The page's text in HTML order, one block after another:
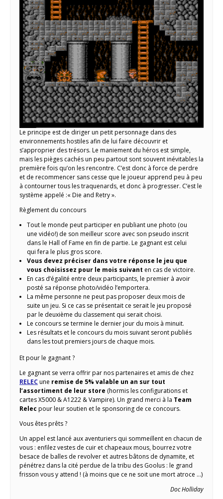
Le principe est de diriger un petit personnage dans des
environnements hostiles afin de lui faire découvrir et
s’approprier des trésors. Le maniement du héros est simple,
mais les pièges cachés un peu partout sont souvent inévitables la
première fois qu’on les rencontre. C’est donc à force de perdre
et de recommencer sans cesse que le joueur apprend peu à peu
à contourner tous les traquenards, et donc à progresser. C’est le
système appelé :« Die and Retry ».
Règlement du concours
Tout le monde peut participer en publiant une photo (ou
une vidéo!) de son meilleur score avec son pseudo inscrit
dans le Hall of Fame en fin de partie. Le gagnant est celui
qui fera le plus gros score.
Vous devez préciser dans votre réponse le jeu que
vous choisissez pour le mois suivant en cas de victoire.
En cas d’égalité entre deux participants, le premier à avoir
posté sa réponse photo/vidéo l’emportera.
La même personne ne peut pas proposer deux mois de
suite un jeu. Si ce cas se présentait ce serait le jeu proposé
par le deuxième du classement qui serait choisi.
Le concours se termine le dernier jour du mois à minuit.
Les résultats et le concours du mois suivant seront publiés
dans les tout premiers jours de chaque mois.
Et pour le gagnant ?
Le gagnant se verra offrir par nos partenaires et amis de chez
RELECune remise de 5% valable un an sur tout
l’assortiment de leur store (hormis les configurations et
cartes X5000 & A1222 & Vampire). Un grand merci à la Team
Relec pour leur soutien et le sponsoring de ce concours.
Vous êtes prêts ?
Un appel est lancé aux aventuriers qui sommeillent en chacun de
vous : enfilez vestes de cuir et chapeaux mous, bourrez votre
besace de balles de revolver et autres bâtons de dynamite, et
pénétrez dans la cité perdue de la tribu des Goolus : le grand
frisson vous y attend ! (à moins que ce ne soit une mort atroce …)
Doc Holliday